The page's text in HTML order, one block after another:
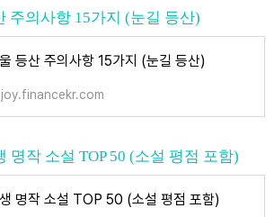
주의사항 15가지 (눈길 등산)
등산 주의사항 15가지 (눈길 등산)
명작 소설 TOP 50 (소설 평점 포함)
명작 소설 TOP 50 (소설 평점 포함)